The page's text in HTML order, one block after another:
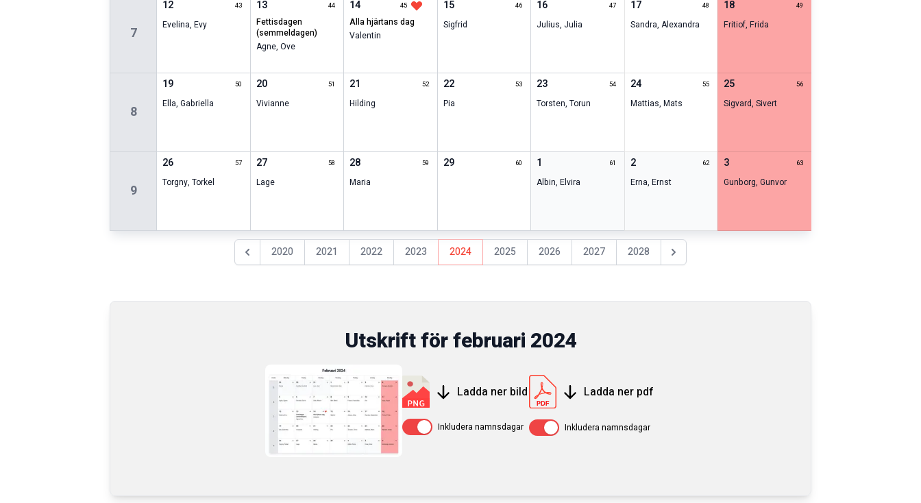
7
12 43
Evelina,Evy
13 44
fettisdagen
(semmeldagen)
Agne, Ove
14 45
alla hjärtans dag
Valentin
15 46
Sigfrid
16 47
Julius, Julia
17 48
Sandra, Alexandra
18 49
Fritiof,Frida
8
19 50
Ella,Gabriella
20 51
Vivianne
21 52
Hilding
22 53
Pia
23 54
Torsten,Torun
24 55
Mattias, Mats
25 56
Sigvard,Sivert
9
26 57
Torgny,Torkel
27 58
Lage
28 59
Maria
29 60 1 61
Albin,Elvira
2 62
Erna, Ernst
3 63
Gunborg,Gunvor
Föregående år
2020 2021 2022 2023 2024 2025 2026 2027 2028 Nästa år
Utskrift förfebruari 2024
Ladda ner bild
Av / PåInkludera namnsdagar
Ladda ner pdf
Av / PåInkludera namnsdagar